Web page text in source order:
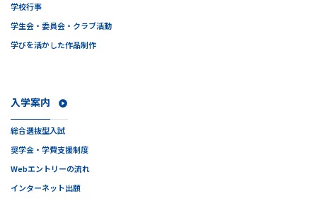
入学案内
総合選抜型入試
奨学金・学費支援制度
Webエントリーの流れ
インターネット出願
学校行事
学生会・委員会・クラブ活動
学びを活かした作品制作